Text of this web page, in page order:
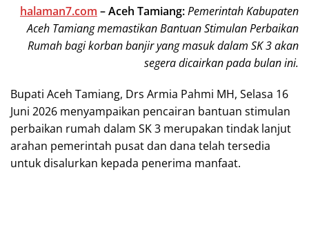
halaman7.com –Aceh Tamiang:Pemerintah Kabupaten
Aceh Tamiang memastikan Bantuan Stimulan Perbaikan
Rumah bagi korban banjir yang masuk dalam SK 3 akan
segera dicairkan pada bulan ini.
Bupati Aceh Tamiang, Drs Armia Pahmi MH, Selasa 16
Juni 2026 menyampaikan pencairan bantuan stimulan
perbaikan rumah dalam SK 3 merupakan tindak lanjut
arahan pemerintah pusat dan dana telah tersedia
untuk disalurkan kepada penerima manfaat.